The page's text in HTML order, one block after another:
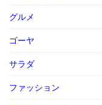
グルメ
ゴーヤ
サラダ
ファッション